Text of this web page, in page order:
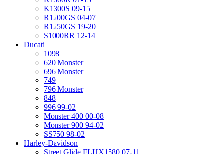
K1300S 09-15
R1200GS 04-07
R1250GS 19-20
S1000RR 12-14
Ducati
1098
620 Monster
696 Monster
749
796 Monster
848
996 99-02
Monster 400 00-08
Monster 900 94-02
SS750 98-02
Harley-Davidson
Street Glide FLHX1580 07-11